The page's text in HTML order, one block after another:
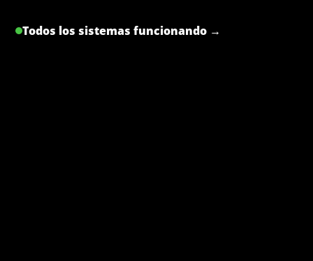
Todos los sistemas funcionando →